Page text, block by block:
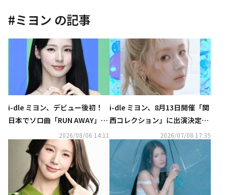
#ミヨン の記事
i-dle ミヨン、デビュー後初！
日本でソロ曲「RUN AWAY」を
8月10日にリリース2026/08/06 14:11
i-dle ミヨン、8月13日開催「関
西コレクション」に出演決定！
ライブパフォーマンスを披露
2026/07/08 17:35